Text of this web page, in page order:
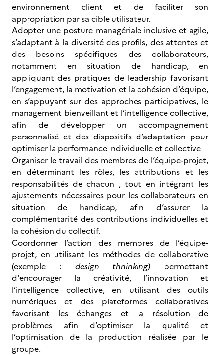
environnement client et de faciliter son
appropriation par sa cible utilisateur.
Adopter une posture managériale inclusive et agile,
s’adaptant à la diversité des profils, des attentes et
des besoins spécifiques des collaborateurs,
notamment en situation de handicap, en
appliquant des pratiques de leadership favorisant
l’engagement, la motivation et la cohésion d’équipe,
en s’appuyant sur des approches participatives, le
management bienveillant et l’intelligence collective,
afin de développer un accompagnement
personnalisé et des dispositifs d’adaptation pour
optimiser la performance individuelle et collective
Organiser le travail des membres de l’équipe-projet,
en déterminant les rôles, les attributions et les
responsabilités de chacun , tout en intégrant les
ajustements nécessaires pour les collaborateurs en
situation de handicap, afin d’assurer la
complémentarité des contributions individuelles et
la cohésion du collectif.
Coordonner l’action des membres de l’équipe-
projet, en utilisant les méthodes de collaborative
(exemple : design thninking) permettant
d'encourager la créativité, l’innovation et
l’intelligence collective, en utilisant des outils
numériques et des plateformes collaboratives
favorisant les échanges et la résolution de
problèmes afin d’optimiser la qualité et
l’optimisation de la production réalisée par le
groupe.